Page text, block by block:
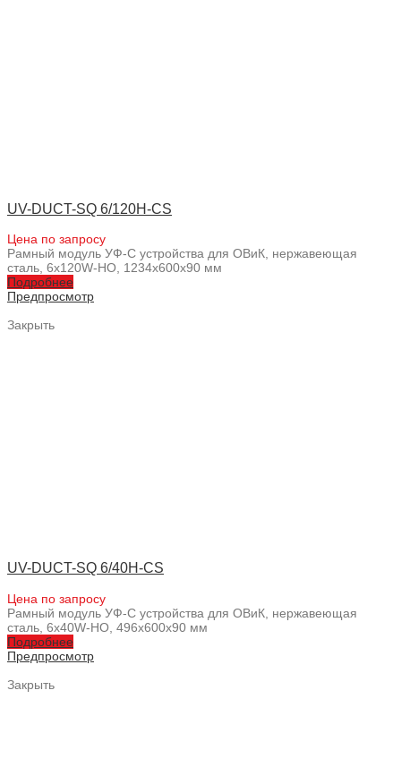
UV-DUCT-SQ 6/120H-CS
Цена по запросу
Рамный модуль УФ-С устройства для ОВиК, нержавеющая
сталь, 6x120W-HO, 1234x600x90 мм
Подробнее
Предпросмотр
Закрыть
UV-DUCT-SQ 6/40H-CS
Цена по запросу
Рамный модуль УФ-С устройства для ОВиК, нержавеющая
сталь, 6x40W-HO, 496x600x90 мм
Подробнее
Предпросмотр
Закрыть